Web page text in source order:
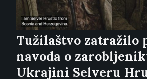
Tužilaštvo zatražilo
navoda o
Ukrajini Selveru